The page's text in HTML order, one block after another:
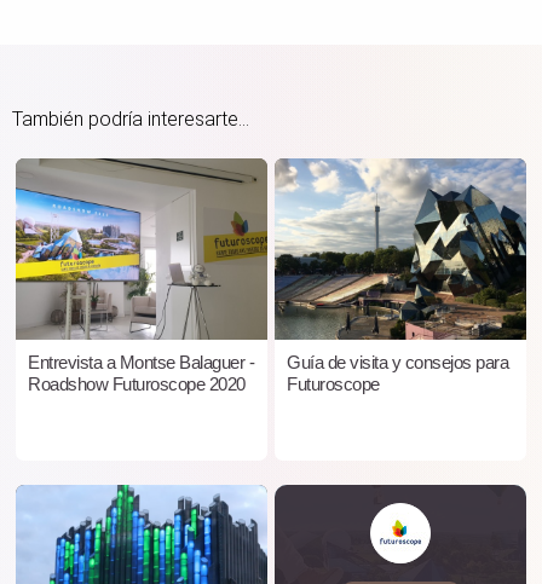
También podría interesarte...
Entrevista a Montse Balaguer -
Roadshow Futuroscope 2020
Guía de visita y consejos para
Futuroscope